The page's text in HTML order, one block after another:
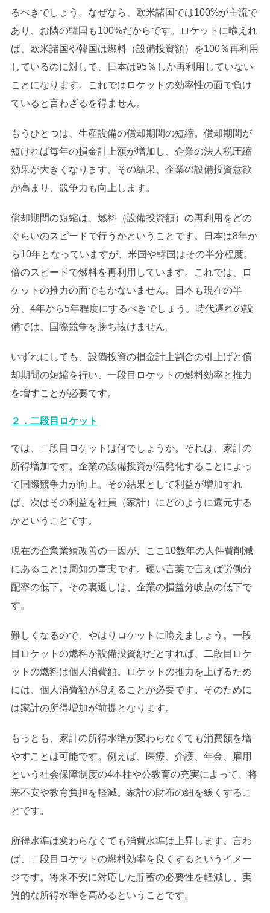
るべきでしょう。なぜなら、欧米諸国では100%が主流で
あり、お隣の韓国も100%だからです。ロケットに喩えれ
ば、欧米諸国や韓国は燃料（設備投資額）を100％再利用
しているのに対して、日本は95％しか再利用していない
ことになります。これではロケットの効率性の面で負け
ていると言わざるを得ません。
もうひとつは、生産設備の償却期間の短縮。償却期間が
短ければ毎年の損金計上額が増加し、企業の法人税圧縮
効果が大きくなります。その結果、企業の設備投資意欲
が高まり、競争力も向上します。
償却期間の短縮は、燃料（設備投資額）の再利用をどの
ぐらいのスピードで行うかということです。日本は8年か
ら10年となっていますが、米国や韓国はその半分程度。
倍のスピードで燃料を再利用しています。これでは、ロ
ケットの推力の面でもかないません。日本も現在の半
分、4年から5年程度にするべきでしょう。時代遅れの設
備では、国際競争を勝ち抜けません。
いずれにしても、設備投資の損金計上割合の引上げと償
却期間の短縮を行い、一段目ロケットの燃料効率と推力
を増すことが必要です。
２．二段目ロケット
では、二段目ロケットは何でしょうか。それは、家計の
所得増加です。企業の設備投資が活発化することによっ
て国際競争力が向上。その結果として利益が増加すれ
ば、次はその利益を社員（家計）にどのように還元する
かということです。
現在の企業業績改善の一因が、ここ10数年の人件費削減
にあることは周知の事実です。硬い言葉で言えば労働分
配率の低下。その裏返しは、企業の損益分岐点の低下で
す。
難しくなるので、やはりロケットに喩えましょう。一段
目ロケットの燃料が設備投資額だとすれば、二段目ロケ
ットの燃料は個人消費額。ロケットの推力を上げるため
には、個人消費額が増えることが必要です。そのために
は家計の所得増加が前提となります。
もっとも、家計の所得水準が変わらなくても消費額を増
やすことは可能です。例えば、医療、介護、年金、雇用
という社会保障制度の4本柱や公教育の充実によって、将
来不安や教育負担を軽減。家計の財布の紐を緩くするこ
とです。
所得水準は変わらなくても消費水準は上昇します。言わ
ば、二段目ロケットの燃料効率を良くするというイメー
ジです。将来不安に対応した貯蓄の必要性を軽減し、実
質的な所得水準を高めるということです。